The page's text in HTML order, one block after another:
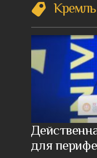
Кремль
для